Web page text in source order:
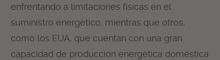
enfrentando a limitaciones físicas en el
suministro energético, mientras que otros,
como los EUA, que cuentan con una gran
capacidad de producción energética doméstica